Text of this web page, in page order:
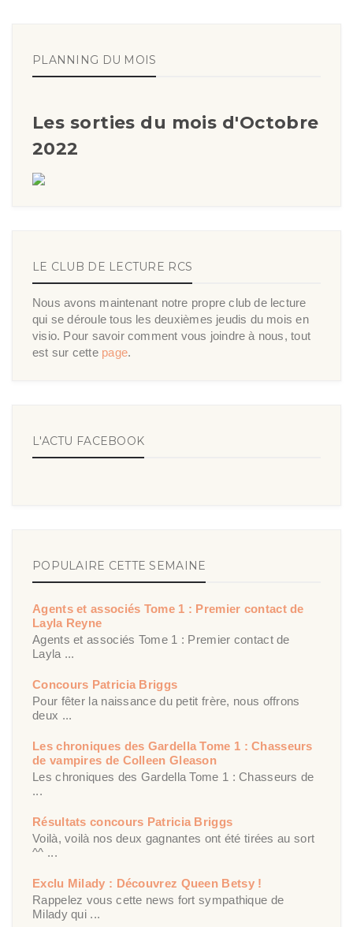
PLANNING DU MOIS
Les sorties du mois d'Octobre
2022
LE CLUB DE LECTURE RCS
Nous avons maintenant notre propre club de lecture
qui se déroule tous les deuxièmes jeudis du mois en
visio. Pour savoir comment vous joindre à nous, tout
est sur cette page.
L'ACTU FACEBOOK
POPULAIRE CETTE SEMAINE
Agents et associés Tome 1 : Premier contact de
Layla Reyne
Agents et associés Tome 1 : Premier contact de
Layla ...
Concours Patricia Briggs
Pour fêter la naissance du petit frère, nous offrons
deux ...
Les chroniques des Gardella Tome 1 : Chasseurs
de vampires de Colleen Gleason
Les chroniques des Gardella Tome 1 : Chasseurs de
...
Résultats concours Patricia Briggs
Voilà, voilà nos deux gagnantes ont été tirées au sort
^^ ...
Exclu Milady : Découvrez Queen Betsy !
Rappelez vous cette news fort sympathique de
Milady qui ...